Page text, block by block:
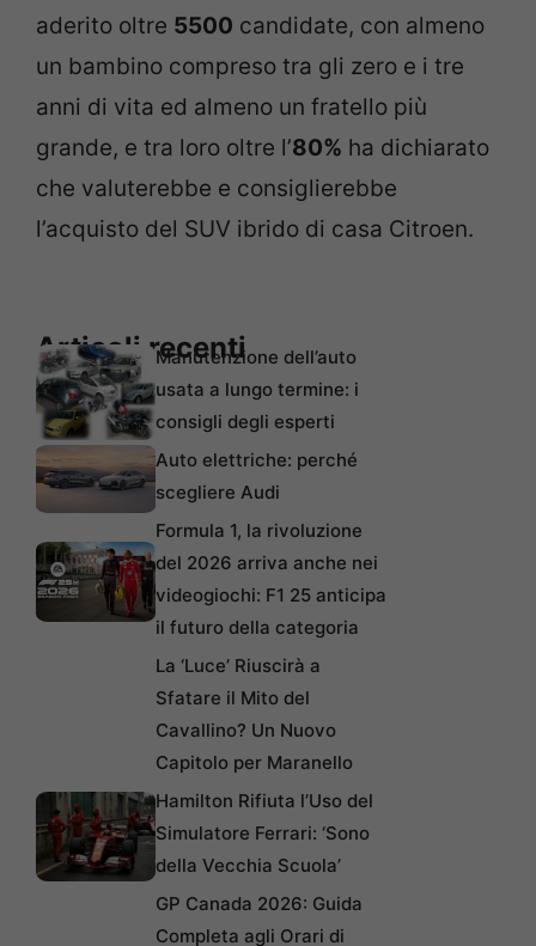
aderito oltre 5500 candidate, con almeno
un bambino compreso tra gli zero e i tre
anni di vita ed almeno un fratello più
grande, e tra loro oltre l’80% ha dichiarato
che valuterebbe e consiglierebbe
l’acquisto del SUV ibrido di casa Citroen.
Articoli recentiManutenzione dell’auto
usata a lungo termine: i
consigli degli esperti
Auto elettriche: perché
scegliere Audi
Formula 1, la rivoluzione
del 2026 arriva anche nei
videogiochi: F1 25 anticipa
il futuro della categoria
La ‘Luce’ Riuscirà a
Sfatare il Mito del
Cavallino? Un Nuovo
Capitolo per Maranello
Hamilton Rifiuta l’Uso del
Simulatore Ferrari: ‘Sono
della Vecchia Scuola’
GP Canada 2026: Guida
Completa agli Orari di